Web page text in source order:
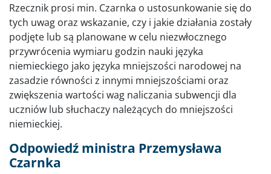
Rzecznik prosi min. Czarnka o ustosunkowanie się do
tych uwag oraz wskazanie, czy i jakie działania zostały
podjęte lub są planowane w celu niezwłocznego
przywrócenia wymiaru godzin nauki języka
niemieckiego jako języka mniejszości narodowej na
zasadzie równości z innymi mniejszościami oraz
zwiększenia wartości wag naliczania subwencji dla
uczniów lub słuchaczy należących do mniejszości
niemieckiej.
Odpowiedź ministra Przemysława
Czarnka